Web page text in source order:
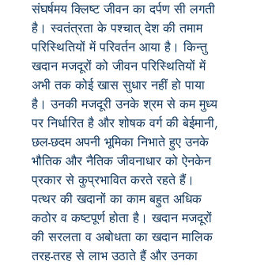
संघर्षमय क्लिष्ट जीवन का दर्पण सी लगती
है। स्वतंत्रता के पश्चात् देश की तमाम
परिस्थितियों में परिवर्तन आया है। किन्तु
खदान मजदूरों को जीवन परिस्थितियों में
अभी तक कोई खास सुधार नहीं हो पाया
है। उनकी मजदूरी उनके श्रम से कम मुध्य
पर निर्धारित है और शोषक वर्ग की बेईमानी,
छल-छदम अपनी भूमिका निभाते हुए उनके
भौतिक और नैतिक जीवनाधार को ऐनकेन
प्रकार से कुप्रभावित करते रहते हैं।
पत्थर की खदानों का काम बहुत अधिक
कठोर व कष्टपूर्ण होता है। खदान मजदूरों
की सरलता व अबोधता का खदान मालिक
तरह-तरह से लाभ उठाते हैं और उनका